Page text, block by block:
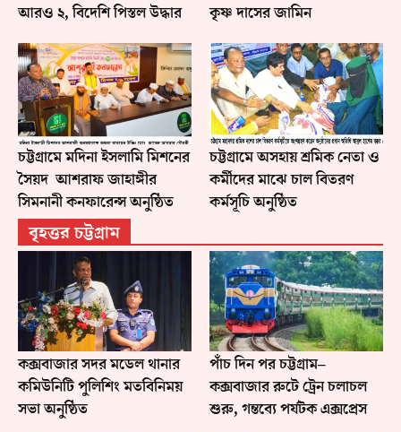
আরও ২, বিদেশি পিস্তল উদ্ধার
কৃষ্ণ দাসের জামিন
চট্টগ্রামে মদিনা ইসলামি মিশনের
সৈয়দ আশরাফ জাহাঙ্গীর
সিমনানী কনফারেন্স অনুষ্ঠিত
চট্টগ্রামে অসহায় শ্রমিক নেতা ও
কর্মীদের মাঝে চাল বিতরণ
কর্মসূচি অনুষ্ঠিত
বৃহত্তর চট্টগ্রাম
কক্সবাজার সদর মডেল থানার
কমিউনিটি পুলিশিং মতবিনিময়
সভা অনুষ্ঠিত
পাঁচ দিন পর চট্টগ্রাম–
কক্সবাজার রুটে ট্রেন চলাচল
শুরু, গন্তব্যে পর্যটক এক্সপ্রেস